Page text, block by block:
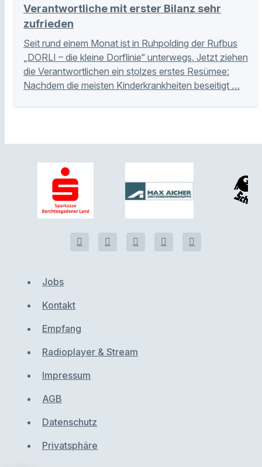
Verantwortliche mit erster Bilanz sehr
zufrieden
Seit rund einem Monat ist in Ruhpolding der Rufbus
„DORLI – die kleine Dorflinie“ unterwegs. Jetzt ziehen
die Verantwortlichen ein stolzes erstes Resümee:
Nachdem die meisten Kinderkrankheiten beseitigt …
Jobs
Kontakt
Empfang
Radioplayer & Stream
Impressum
AGB
Datenschutz
Privatsphäre